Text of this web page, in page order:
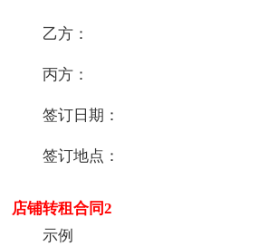
乙方：
丙方：
签订日期：
签订地点：
店铺转租合同2
示例